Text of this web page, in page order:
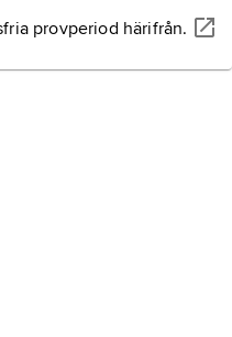
provperiod härifrån.